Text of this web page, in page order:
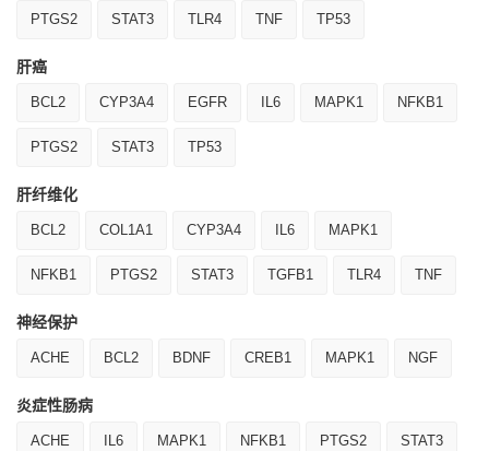
PTGS2 STAT3 TLR4 TNF TP53
肝癌
BCL2 CYP3A4 EGFR IL6 MAPK1 NFKB1
PTGS2 STAT3 TP53
肝纤维化
BCL2 COL1A1 CYP3A4 IL6 MAPK1
NFKB1 PTGS2 STAT3 TGFB1 TLR4 TNF
神经保护
ACHE BCL2 BDNF CREB1 MAPK1 NGF
炎症性肠病
ACHE IL6 MAPK1 NFKB1 PTGS2 STAT3